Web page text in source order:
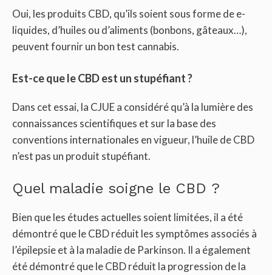
Oui, les produits CBD, qu’ils soient sous forme de e-
liquides, d’huiles ou d’aliments (bonbons, gâteaux…),
peuvent fournir un bon test cannabis.
Est-ce que le CBD est un stupéfiant ?
Dans cet essai, la CJUE a considéré qu’à la lumière des
connaissances scientifiques et sur la base des
conventions internationales en vigueur, l’huile de CBD
n’est pas un produit stupéfiant.
Quel maladie soigne le CBD ?
Bien que les études actuelles soient limitées, il a été
démontré que le CBD réduit les symptômes associés à
l’épilepsie et à la maladie de Parkinson. Il a également
été démontré que le CBD réduit la progression de la